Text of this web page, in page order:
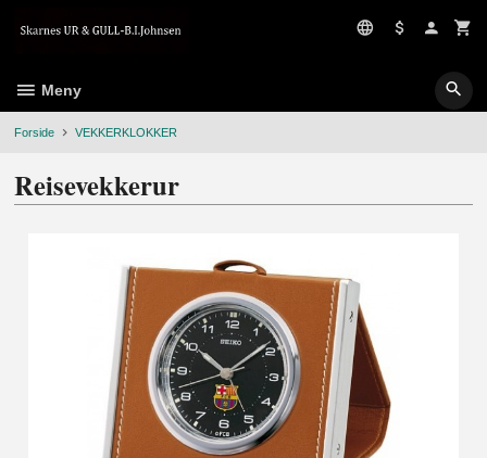
Meny
Forside VEKKERKLOKKER
Reisevekkerur